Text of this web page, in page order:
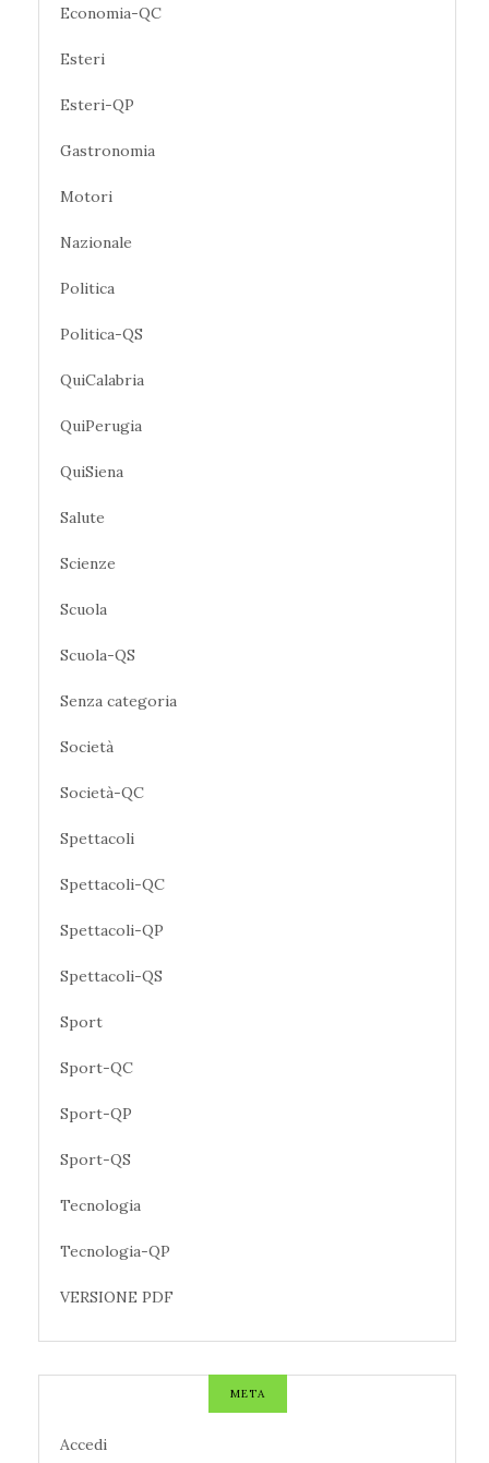
Economia-QC
Esteri
Esteri-QP
Gastronomia
Motori
Nazionale
Politica
Politica-QS
QuiCalabria
QuiPerugia
QuiSiena
Salute
Scienze
Scuola
Scuola-QS
Senza categoria
Società
Società-QC
Spettacoli
Spettacoli-QC
Spettacoli-QP
Spettacoli-QS
Sport
Sport-QC
Sport-QP
Sport-QS
Tecnologia
Tecnologia-QP
VERSIONE PDF
META
Accedi